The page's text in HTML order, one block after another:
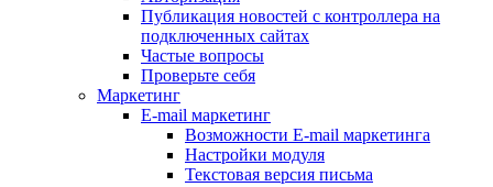
Публикация новостей с контроллера на
подключенных сайтах
Частые вопросы
Проверьте себя
Маркетинг
E-mail маркетинг
Возможности E-mail маркетинга
Настройки модуля
Текстовая версия письма